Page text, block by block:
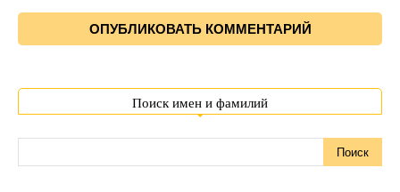
Поиск имен и фамилий